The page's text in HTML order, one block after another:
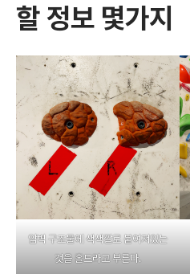
할 정보 몇가지
암벽 구조물에 색색깔로 붙여져있는
것을 홀드라고 부른다.